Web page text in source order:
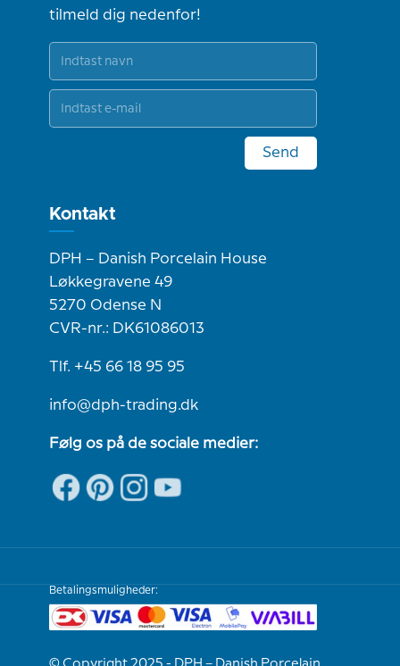
tilmeld dig nedenfor!
Send
Kontakt
DPH – Danish Porcelain House
Løkkegravene 49
5270 Odense N
CVR-nr.: DK61086013
Tlf. +45 66 18 95 95
info@dph-trading.dk
Følg os på de sociale medier:
Betalingsmuligheder: